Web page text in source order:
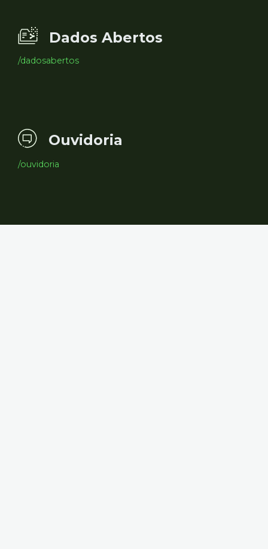
Dados Abertos
/dadosabertos
Ouvidoria
/ouvidoria